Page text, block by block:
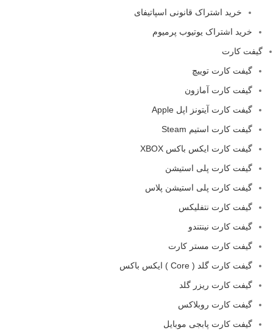
خرید اشتراک قانونی اسپاتیفای
خرید اشتراک یوتیوب پرمیوم
گیفت کارت
گیفت کارت توییچ
گیفت کارت آمازون
گیفت کارت آیتونز اپل Apple
گیفت کارت استیم Steam
گیفت کارت ایکس باکس XBOX
گیفت کارت پلی استیشن
گیفت کارت پلی استیشن پلاس
گیفت کارت نتفلیکس
گیفت کارت نینتندو
گیفت کارت مستر کارت
گیفت کارت گلد ( Core ) ایکس باکس
گیفت کارت ریزر گلد
گیفت کارت روبلاکس
گیفت کارت پابجی موبایل